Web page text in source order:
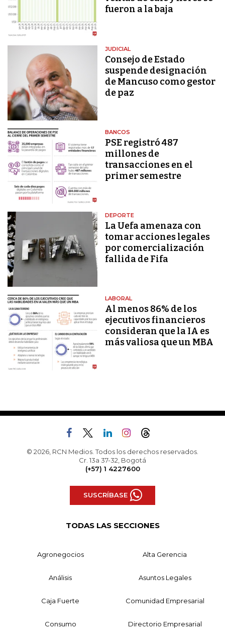
fueron a la baja
JUDICIAL
Consejo de Estado
suspende designación
de Mancuso como gestor
de paz
BANCOS
PSE registró 487
millones de
transacciones en el
primer semestre
DEPORTE
La Uefa amenaza con
tomar acciones legales
por comercialización
fallida de Fifa
LABORAL
Al menos 86% de los
ejecutivos financieros
consideran que la IA es
más valiosa que un MBA
© 2026, RCN Medios. Todos los derechos reservados.
Cr. 13a 37-32, Bogotá
(+57) 1 4227600
SUSCRÍBASE
TODAS LAS SECCIONES
Agronegocios Alta Gerencia
Análisis Asuntos Legales
Caja Fuerte Comunidad Empresarial
Consumo Directorio Empresarial